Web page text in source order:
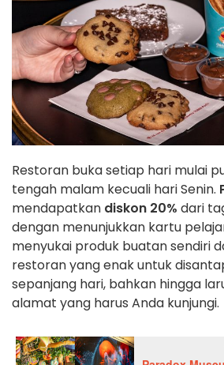
Restoran buka setiap hari mulai
tengah malam kecuali hari Senin.
mendapatkan diskon 20% dari
dengan menunjukkan kartu
menyukai produk buatan sendiri
restoran yang enak untuk
sepanjang hari, bahkan hingga
alamat yang harus Anda kunjungi.